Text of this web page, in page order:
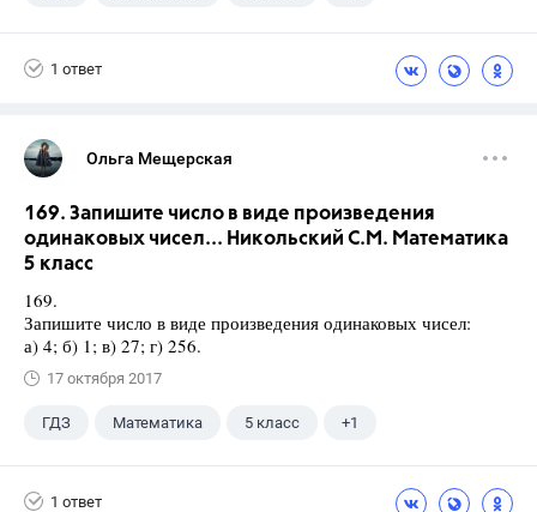
1 ответ
Ольга Мещерская
169. Запишите число в виде произведения
одинаковых чисел... Никольский С.М. Математика
5 класс
169.
Запишите число в виде произведения одинаковых чисел:
а) 4; б) 1; в) 27; г) 256.
17 октября 2017
ГДЗ Математика 5 класс +1
1 ответ